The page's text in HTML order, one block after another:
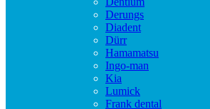
Derungs
Diadent
Dürr
Hamamatsu
Ingo-man
Kia
Lumick
Frank dental